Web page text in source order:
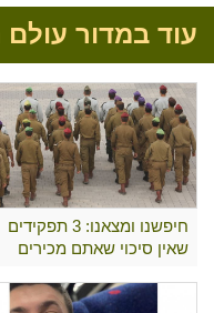
עוד במדור עולם
חיפשנו ומצאנו: 3 תפקידים
שאין סיכוי שאתם מכירים